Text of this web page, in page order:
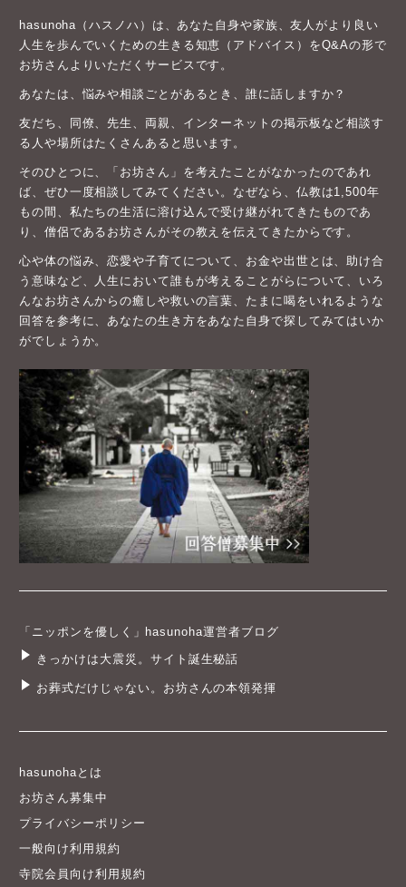
hasunoha（ハスノハ）は、あなた自身や家族、友人がより良い
人生を歩んでいくための生きる知恵（アドバイス）をQ&Aの形で
お坊さんよりいただくサービスです。
あなたは、悩みや相談ごとがあるとき、誰に話しますか？
友だち、同僚、先生、両親、インターネットの掲示板など相談す
る人や場所はたくさんあると思います。
そのひとつに、「お坊さん」を考えたことがなかったのであれ
ば、ぜひ一度相談してみてください。なぜなら、仏教は1,500年
もの間、私たちの生活に溶け込んで受け継がれてきたものであ
り、僧侶であるお坊さんがその教えを伝えてきたからです。
心や体の悩み、恋愛や子育てについて、お金や出世とは、助け合
う意味など、人生において誰もが考えることがらについて、いろ
んなお坊さんからの癒しや救いの言葉、たまに喝をいれるような
回答を参考に、あなたの生き方をあなた自身で探してみてはいか
がでしょうか。
「ニッポンを優しく」hasunoha運営者ブログ
きっかけは大震災。サイト誕生秘話
お葬式だけじゃない。お坊さんの本領発揮
hasunohaとは
お坊さん募集中
プライバシーポリシー
一般向け利用規約
寺院会員向け利用規約